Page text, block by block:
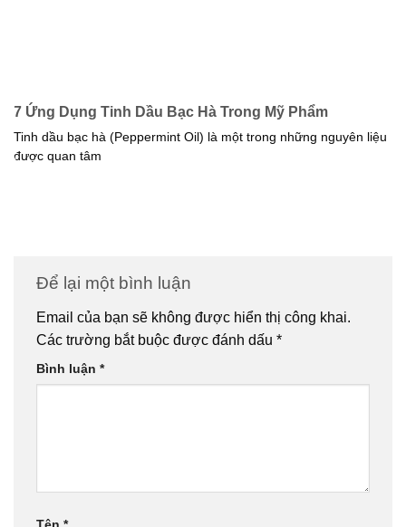
7 Ứng Dụng Tinh Dầu Bạc Hà Trong Mỹ Phẩm
Tinh dầu bạc hà (Peppermint Oil) là một trong những nguyên liệu
được quan tâm
Để lại một bình luận
Email của bạn sẽ không được hiển thị công khai.
Các trường bắt buộc được đánh dấu *
Bình luận *